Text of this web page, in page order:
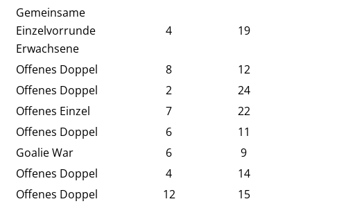
Gemeinsame
Einzelvorrunde
Erwachsene
4 19
Offenes Doppel 8
12
Offenes Doppel 2
24
Offenes Einzel 7
22
Offenes Doppel 6
11
Goalie War 6
9
Offenes Doppel 4
14
Offenes Doppel 12
15